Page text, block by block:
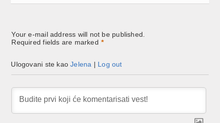
Your e-mail address will not be published.
Required fields are marked *
Ulogovani ste kaoJelena | Log out